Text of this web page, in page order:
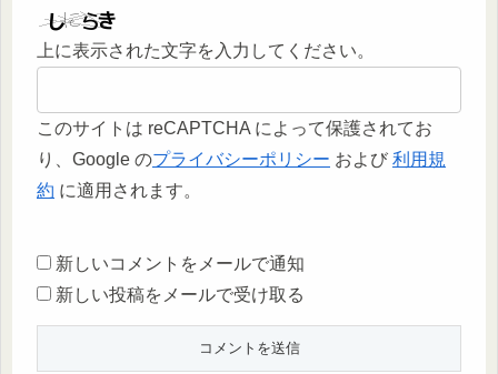
上に表示された文字を入力してください。
このサイトは reCAPTCHA によって保護されてお
り、Google のプライバシーポリシー および 利用規
約 に適用されます。
新しいコメントをメールで通知
新しい投稿をメールで受け取る